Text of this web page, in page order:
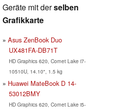
Geräte mit derselben
Grafikkarte
Asus ZenBook Duo
UX481FA-DB71T
HD Graphics 620, Comet Lake i7-
10510U, 14.10", 1.5 kg
Huawei MateBook D 14-
53012BMY
HD Graphics 620, Comet Lake i5-